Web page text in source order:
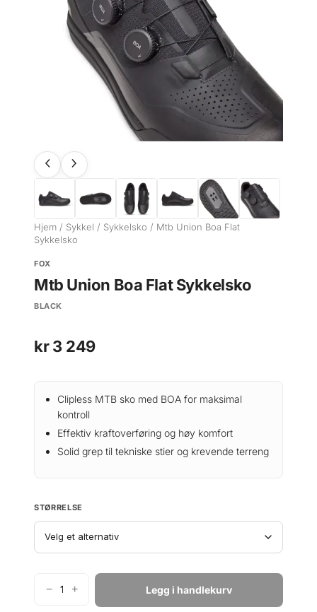
Hjem / Sykkel / Sykkelsko / Mtb Union Boa Flat
Sykkelsko
FOX
Mtb Union Boa Flat Sykkelsko
BLACK
kr3 249
Clipless MTB sko med BOA for maksimal
kontroll
Effektiv kraftoverføring og høy komfort
Solid grep til tekniske stier og krevende terreng
STØRRELSE
− + Legg i handlekurv